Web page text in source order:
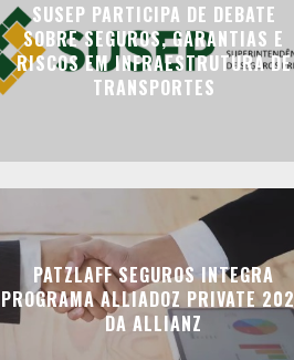
SUSEP PARTICIPA DE DEBATE
SOBRE SEGUROS, GARANTIAS E
RISCOS EM INFRAESTRUTURA DE
TRANSPORTES
PATZLAFF SEGUROS INTEGRA
PROGRAMA ALLIADOZ PRIVATE
DA ALLIANZ